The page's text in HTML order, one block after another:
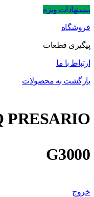
پیشنهادات ویژه
فروشگاه
پیگیری قطعات
ارتباط با ما
بازگشت به محصولات
PRESARIO
G3000
خروج